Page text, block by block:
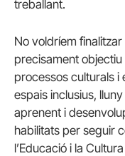
treballant.
No voldríem
precisament
processos culturals i
espais inclusius,
aprenent i
habilitats per seguir
l’Educació i la